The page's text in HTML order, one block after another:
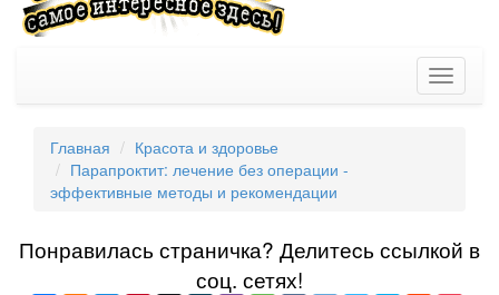
Toggle
Главная
Красота и здоровье
Парапроктит: лечение без операции -
эффективные методы и рекомендации
Понравилась страничка? Делитеcь ссылкой в
соц. сетях!